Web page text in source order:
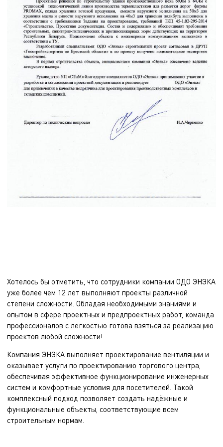
Хотелось бы отметить, что сотрудники компании ОДО ЭНЭКА
уже более чем 12 лет выполняют проекты различной
степени сложности. Обладая необходимыми знаниями и
опытом в сфере проектных и предпроектных работ, команда
профессионалов с легкостью готова взяться за реализацию
проектов любой сложности!
Компания ЭНЭКА выполняет проектирование вентиляции и
оказывает услуги по проектированию торгового центра
обеспечивая эффективное функционирование инженерных
систем и комфортные условия для посетителей. Такой
комплексный подход позволяет создать надёжные и
функциональные объекты, соответствующие всем
строительным нормам.